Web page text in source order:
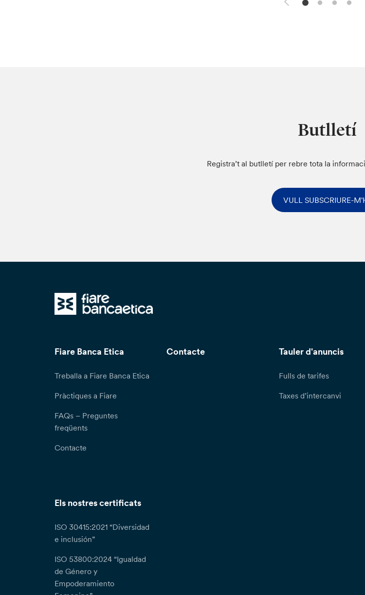
Butlletí
Registra’t al butlletí per rebre tota la
VULL SUBSCRIURE-
Fiare Banca Etica
Treballa a Fiare Banca Etica
Pràctiques a Fiare
FAQs – Preguntes
freqüents
Contacte
Contacte Tauler d'anuncis
Fulls de tarifes
Taxes d’intercanvi
Els nostres certificats
ISO 30415:2021 “Diversidad
e inclusión”
ISO 53800:2024 “Igualdad
de Género y
Empoderamiento